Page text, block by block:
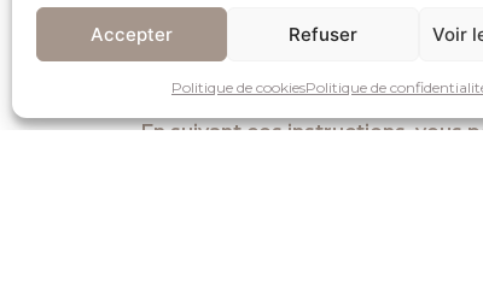
Accepter Refuser Voir
Politique de cookiesPolitique de
température.
Produits chimiques:
Gardez
peuvent endommager le bracelet,
En suivant ces instructions, vous